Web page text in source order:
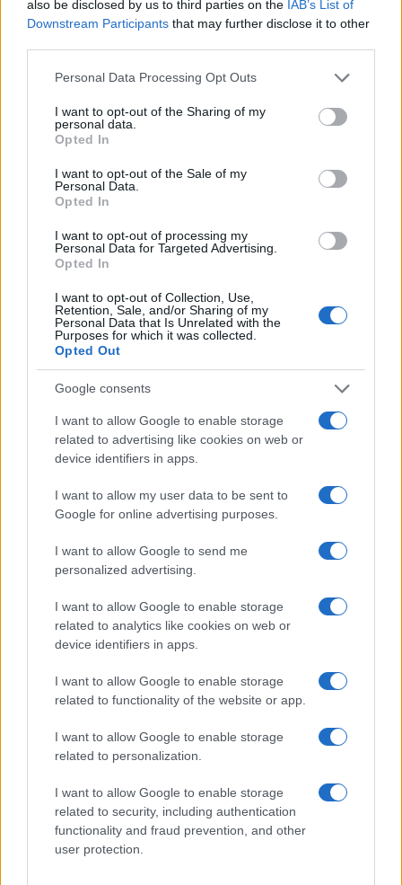
also be disclosed by us to third parties on the IAB’s List of
Downstream Participants that may further disclose it to other
Please note that this website/app uses one or more Google
not limited to your visit or usage behaviour. You may click to
grant or deny consent to Google and its third-party tags to
use your data for below specified purposes in below Google
consent section.
Personal Data Processing Opt Outs
I want to opt-out of the Sharing of my
personal data.
Opted In
I want to opt-out of the Sale of my
Personal Data.
Opted In
I want to opt-out of processing my
Personal Data for Targeted Advertising.
Opted In
I want to opt-out of Collection, Use,
Retention, Sale, and/or Sharing of my
Personal Data that Is Unrelated with the
Purposes for which it was collected.
Opted Out
Google consents
I want to allow Google to enable storage
related to advertising like cookies on web or
device identifiers in apps.
I want to allow my user data to be sent to
Google for online advertising purposes.
I want to allow Google to send me
personalized advertising.
I want to allow Google to enable storage
related to analytics like cookies on web or
device identifiers in apps.
I want to allow Google to enable storage
related to functionality of the website or app.
I want to allow Google to enable storage
related to personalization.
I want to allow Google to enable storage
related to security, including authentication
functionality and fraud prevention, and other
user protection.
Harris et de Donald Trump,
Analyse. Simulez les résultats dans les sept « swing states
L’éditorial. Trump confronté aux allégations de fascisme,
Reportage. La Géorgie se mobilise pour empêcher une
nouvelle déstabilisation par Donald Trump.
Le texte original reformaté: Les médias américains ont
critiqué un rassemblement « bruyant » et « raciste »
Porto Rico comme une « île flottante de déchets ». Le
débat est présent au Michigan où les votants démocrates
sont déchirés entre « l’espoir et la peur ». L’enjeu du Rust
Belt joue un rôle crucial dans la campagne. Une
interrogation demeure, comment Elon Musk a-t-il
contribué à la cause de Donald Trump et peut-il l’aider à
gagner ?
Infos Rédaction